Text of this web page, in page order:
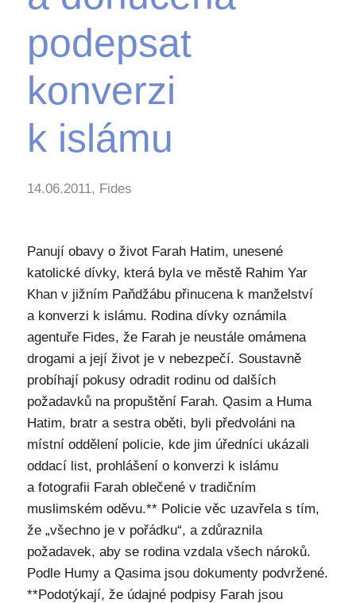
podepsat
konverzi
k islámu
14.06.2011, Fides
Panují obavy o život Farah Hatim, unesené
katolické dívky, která byla ve městě Rahim Yar
Khan v jižním Paňdžábu přinucena k manželství
a konverzi k islámu. Rodina dívky oznámila
agentuře Fides, že Farah je neustále omámena
drogami a její život je v nebezpečí. Soustavně
probíhají pokusy odradit rodinu od dalších
požadavků na propuštění Farah. Qasim a Huma
Hatim, bratr a sestra oběti, byli předvoláni na
místní oddělení policie, kde jim úředníci ukázali
oddací list, prohlášení o konverzi k islámu
a fotografii Farah oblečené v tradičním
muslimském oděvu.** Policie věc uzavřela s tím,
že „všechno je v pořádku“, a zdůraznila
požadavek, aby se rodina vzdala všech nároků.
Podle Humy a Qasima jsou dokumenty podvržené.
**Podotýkají, že údajné podpisy Farah jsou